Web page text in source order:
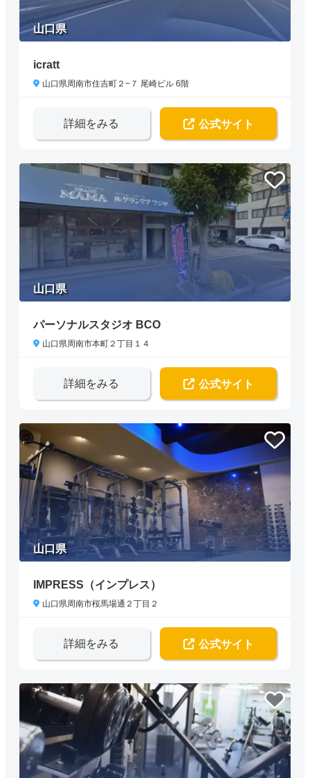
山口県
icratt
山口県周南市住吉町２−７ 尾崎ビル 6階
詳細をみる 公式サイト
山口県
パーソナルスタジオ BCO
山口県周南市本町２丁目１４
詳細をみる 公式サイト
山口県
IMPRESS（インプレス）
山口県周南市桜馬場通２丁目２
詳細をみる 公式サイト